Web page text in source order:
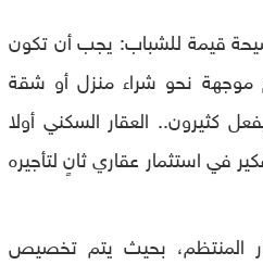
قيمة للشباب: يجب أن تكون
موجهة نحو شراء منزل أو شقة
كثيرون.. العقار السكني أولا
في استثمار عقاري ثانٍ لتأجيره
المنتظم، بحيث يتم تخصيص